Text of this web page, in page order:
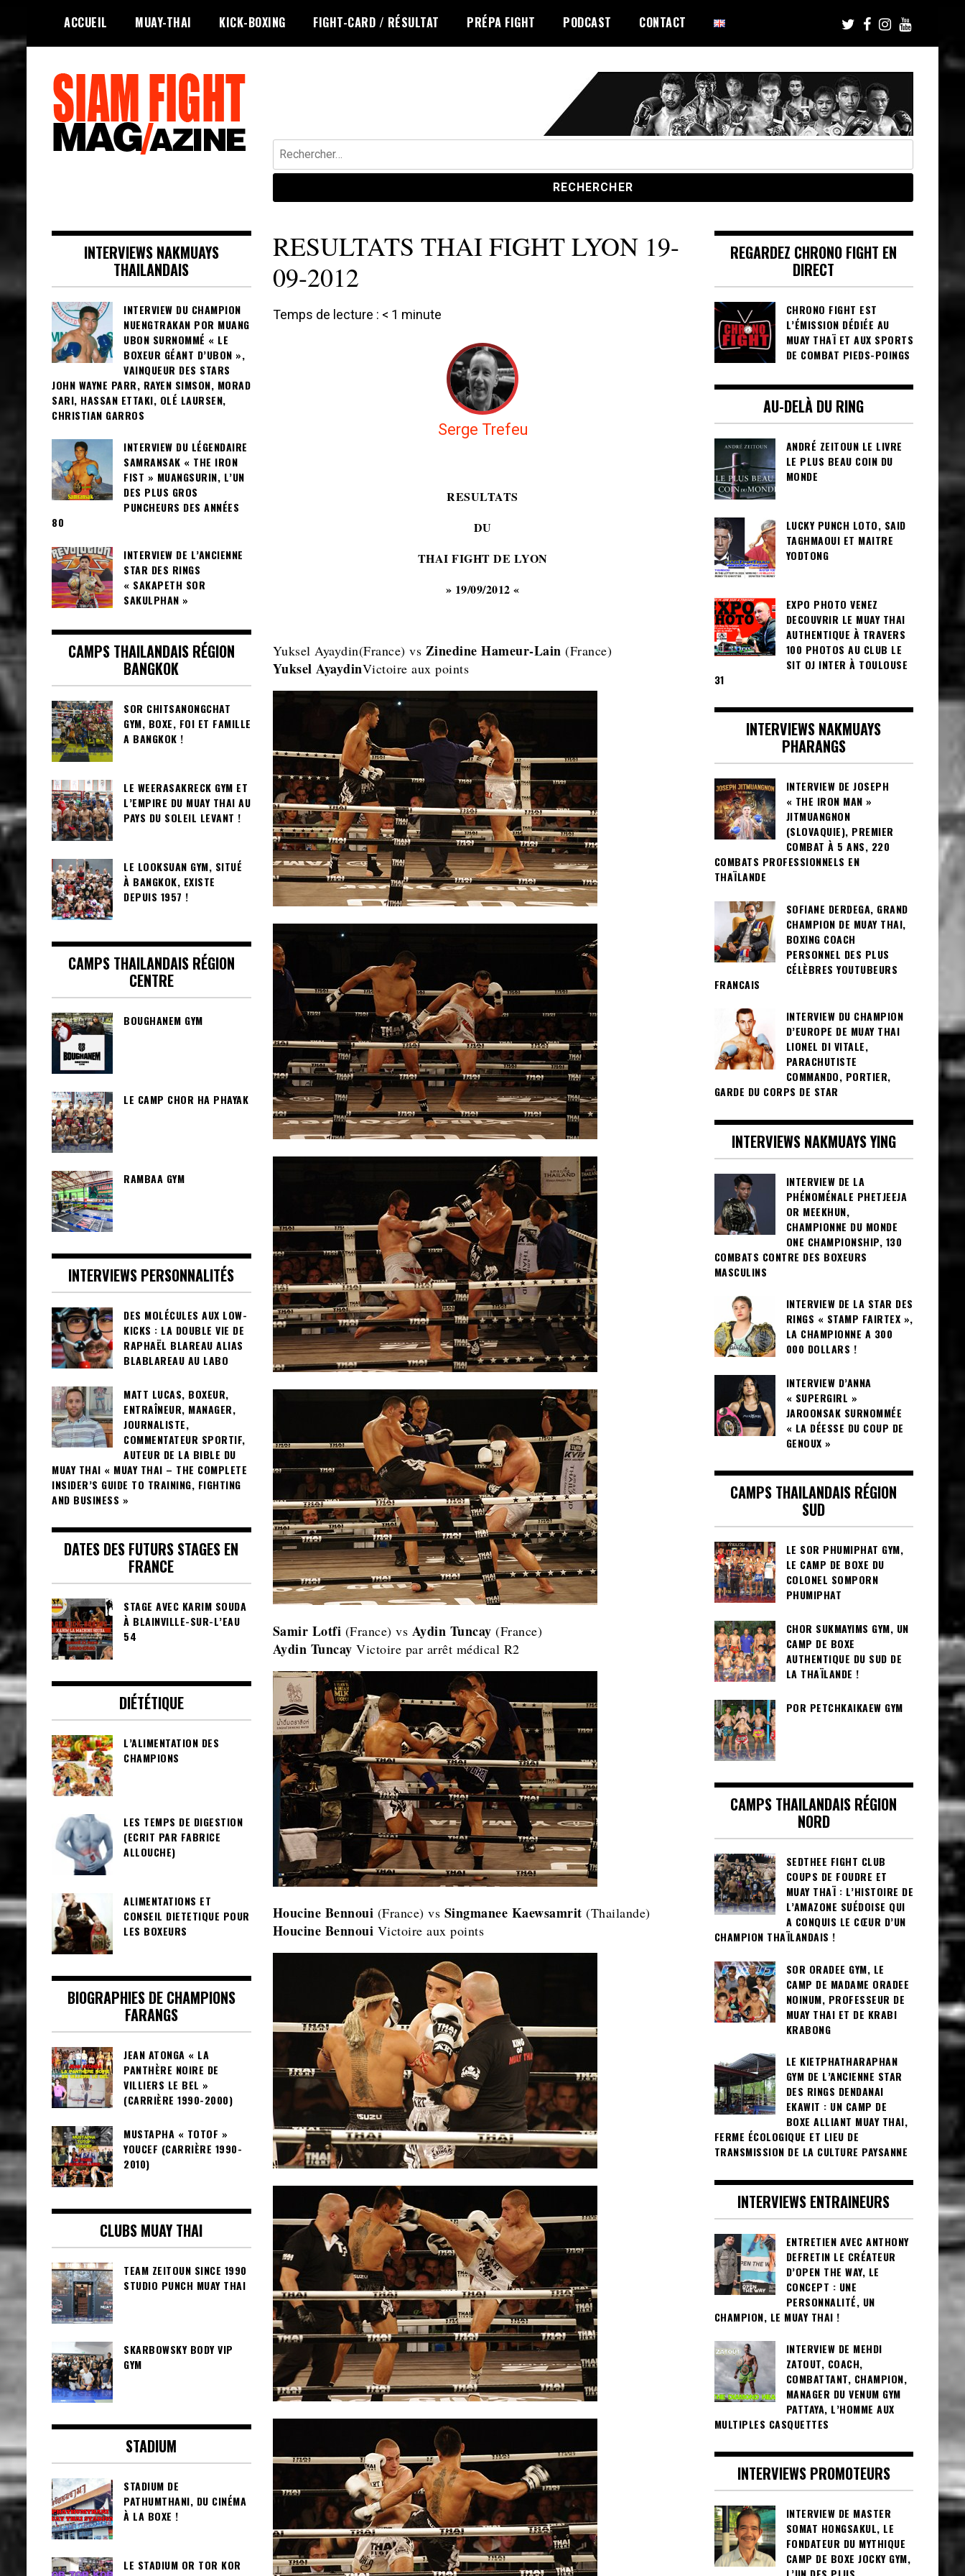
content
ACCUEIL MUAY-THAI KICK-BOXING FIGHT-CARD / RÉSULTAT PRÉPA FIGHT PODCAST CONTACT
Rechercher :
RESULTATS THAI FIGHT LYON 19-
09-2012
Temps de lecture : < 1 minute
Serge Trefeu
RESULTATS
DU
THAI FIGHT DE LYON
» 19/09/2012 «
Yuksel Ayaydin(France) vs Zinedine Hameur-Lain (France)
Yuksel AyaydinVictoire aux points
Samir Lotfi (France) vs Aydin Tuncay (France)
Aydin Tuncay Victoire par arrêt médical R2
Houcine Bennoui (France) vs Singmanee Kaewsamrit (Thailande)
Houcine Bennoui Victoire aux points
INTERVIEWS NAKMUAYS
THAILANDAIS
INTERVIEW DU CHAMPION
NUENGTRAKAN POR MUANG
UBON SURNOMMÉ « LE
BOXEUR GÉANT D’UBON »,
VAINQUEUR DES STARS
JOHN WAYNE PARR, RAYEN SIMSON, MORAD
SARI, HASSAN ETTAKI, OLÉ LAURSEN,
CHRISTIAN GARROS
INTERVIEW DU LÉGENDAIRE
SAMRANSAK « THE IRON
FIST » MUANGSURIN, L’UN
DES PLUS GROS
PUNCHEURS DES ANNÉES
80
INTERVIEW DE L’ANCIENNE
STAR DES RINGS
« SAKAPETH SOR
SAKULPHAN »
CAMPS THAILANDAIS RÉGION
BANGKOK
SOR CHITSANONGCHAT
GYM, BOXE, FOI ET FAMILLE
A BANGKOK !
LE WEERASAKRECK GYM ET
L’EMPIRE DU MUAY THAI AU
PAYS DU SOLEIL LEVANT !
LE LOOKSUAN GYM, SITUÉ
À BANGKOK, EXISTE
DEPUIS 1957 !
CAMPS THAILANDAIS RÉGION
CENTRE
BOUGHANEM GYM
LE CAMP CHOR HA PHAYAK
RAMBAA GYM
INTERVIEWS PERSONNALITÉS
DES MOLÉCULES AUX LOW-
KICKS : LA DOUBLE VIE DE
RAPHAËL BLAREAU ALIAS
BLABLAREAU AU LABO
MATT LUCAS, BOXEUR,
ENTRAÎNEUR, MANAGER,
JOURNALISTE,
COMMENTATEUR SPORTIF,
AUTEUR DE LA BIBLE DU
MUAY THAI « MUAY THAI – THE COMPLETE
INSIDER’S GUIDE TO TRAINING, FIGHTING
AND BUSINESS »
DATES DES FUTURS STAGES EN
FRANCE
STAGE AVEC KARIM SOUDA
À BLAINVILLE-SUR-L’EAU
54
DIÉTÉTIQUE
L’ALIMENTATION DES
CHAMPIONS
LES TEMPS DE DIGESTION
(ECRIT PAR FABRICE
ALLOUCHE)
ALIMENTATIONS ET
CONSEIL DIETETIQUE POUR
LES BOXEURS
BIOGRAPHIES DE CHAMPIONS
FARANGS
JEAN ATONGA « LA
PANTHÈRE NOIRE DE
VILLIERS LE BEL »
(CARRIÈRE 1990-2000)
MUSTAPHA « TOTOF »
YOUCEF (CARRIÈRE 1990-
2010)
CLUBS MUAY THAI
TEAM ZEITOUN SINCE 1990
STUDIO PUNCH MUAY THAI
SKARBOWSKY BODY VIP
GYM
STADIUM
STADIUM DE
PATHUMTHANI, DU CINÉMA
À LA BOXE !
LE STADIUM OR TOR KOR
REGARDEZ CHRONO FIGHT EN
DIRECT
CHRONO FIGHT EST
L’ÉMISSION DÉDIÉE AU
MUAY THAÏ ET AUX SPORTS
DE COMBAT PIEDS-POINGS
AU-DELÀ DU RING
ANDRÉ ZEITOUN LE LIVRE
LE PLUS BEAU COIN DU
MONDE
LUCKY PUNCH LOTO, SAID
TAGHMAOUI ET MAITRE
YODTONG
EXPO PHOTO VENEZ
DECOUVRIR LE MUAY THAI
AUTHENTIQUE À TRAVERS
100 PHOTOS AU CLUB LE
SIT OJ INTER À TOULOUSE
31
INTERVIEWS NAKMUAYS
PHARANGS
INTERVIEW DE JOSEPH
« THE IRON MAN »
JITMUANGNON
(SLOVAQUIE), PREMIER
COMBAT À 5 ANS, 220
COMBATS PROFESSIONNELS EN
THAÏLANDE
SOFIANE DERDEGA, GRAND
CHAMPION DE MUAY THAI,
BOXING COACH
PERSONNEL DES PLUS
CÉLÈBRES YOUTUBEURS
FRANCAIS
INTERVIEW DU CHAMPION
D’EUROPE DE MUAY THAI
LIONEL DI VITALE,
PARACHUTISTE
COMMANDO, PORTIER,
GARDE DU CORPS DE STAR
INTERVIEWS NAKMUAYS YING
INTERVIEW DE LA
PHÉNOMÉNALE PHETJEEJA
OR MEEKHUN,
CHAMPIONNE DU MONDE
ONE CHAMPIONSHIP, 130
COMBATS CONTRE DES BOXEURS
MASCULINS
INTERVIEW DE LA STAR DES
RINGS « STAMP FAIRTEX »,
LA CHAMPIONNE A 300
000 DOLLARS !
INTERVIEW D’ANNA
« SUPERGIRL »
JAROONSAK SURNOMMÉE
« LA DÉESSE DU COUP DE
GENOUX »
CAMPS THAILANDAIS RÉGION
SUD
LE SOR PHUMIPHAT GYM,
LE CAMP DE BOXE DU
COLONEL SOMPORN
PHUMIPHAT
CHOR SUKMAYIMS GYM, UN
CAMP DE BOXE
AUTHENTIQUE DU SUD DE
LA THAÏLANDE !
POR PETCHKAIKAEW GYM
CAMPS THAILANDAIS RÉGION
NORD
SEDTHEE FIGHT CLUB
COUPS DE FOUDRE ET
MUAY THAÏ : L’HISTOIRE DE
L’AMAZONE SUÉDOISE QUI
A CONQUIS LE CŒUR D’UN
CHAMPION THAÏLANDAIS !
SOR ORADEE GYM, LE
CAMP DE MADAME ORADEE
NOINUM, PROFESSEUR DE
MUAY THAI ET DE KRABI
KRABONG
LE KIETPHATHARAPHAN
GYM DE L’ANCIENNE STAR
DES RINGS DENDANAI
EKAWIT : UN CAMP DE
BOXE ALLIANT MUAY THAI,
FERME ÉCOLOGIQUE ET LIEU DE
TRANSMISSION DE LA CULTURE PAYSANNE
INTERVIEWS ENTRAINEURS
ENTRETIEN AVEC ANTHONY
DEFRETIN LE CRÉATEUR
D’OPEN THE WAY, LE
CONCEPT : UNE
PERSONNALITÉ, UN
CHAMPION, LE MUAY THAI !
INTERVIEW DE MEHDI
ZATOUT, COACH,
COMBATTANT, CHAMPION,
MANAGER DU VENUM GYM
PATTAYA, L’HOMME AUX
MULTIPLES CASQUETTES
INTERVIEWS PROMOTEURS
INTERVIEW DE MASTER
SOMAT HONGSAKUL, LE
FONDATEUR DU MYTHIQUE
CAMP DE BOXE JOCKY GYM,